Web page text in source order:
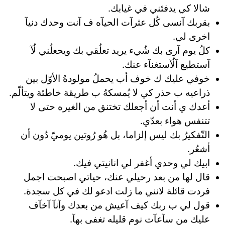
شالا كي يدفئني في غيابك.
بقربك آنسى كُل عثرآت الحيآه ف آنت وحدك دنيآ
اخرى لي.
كلُ يوم آرى بك شُيء يريد تعلُقي بك ويحعلُني لُآ
آستطيع آلُآستغنآء عنك.
خوفي عليك ك خوف أب يحملُ مولودهُ الأوّل بين
ذراعيه ب حذر كي لا يُمسكهُ ب طريقة خاطئة ويتألّم.
أعدك ي أنت أن أجعلك تختنق من الغيره حتى لا
تتنفس هواء بعدّي.
التّفكیرُ بك لیس إلزاما، بل هُو رُوتین یوميّ دُون أن
أشعُر.
ابيك لي وحدي أغفر لي انانيتي فيك.
قال لها من بعد رحيلي عنك، حياتي اصبحت اجمل
فردت قائلة لانني ما زلت ادعو لك في كل سجدة.
قول لي ب ربك كيف آعيش من بعدك وآنآ آخآف
عليك من سآعآت نوم قليله تغفى بهآ.